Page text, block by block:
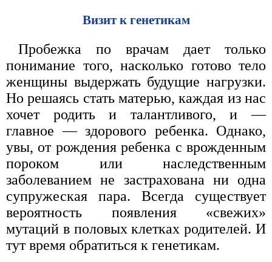
Визит к генетикам
Пробежка по врачам дает только
понимание того, насколько готово тело
женщины выдержать будущие нагрузки.
Но решаясь стать матерью, каждая из нас
хочет родить и талантливого, и —
главное — здорового ребенка. Однако,
увы, от рождения ребенка с врожденным
пороком или наследственным
заболеванием не застрахована ни одна
супружеская пара. Всегда существует
вероятность появления «свежих»
мутаций в половых клетках родителей. И
тут время обратиться к генетикам.